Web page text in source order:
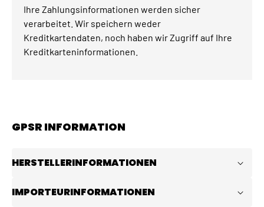
Ihre Zahlungsinformationen werden sicher
verarbeitet. Wir speichern weder
Kreditkartendaten, noch haben wir Zugriff auf Ihre
Kreditkarteninformationen.
GPSR INFORMATION
HERSTELLERINFORMATIONEN
IMPORTEURINFORMATIONEN